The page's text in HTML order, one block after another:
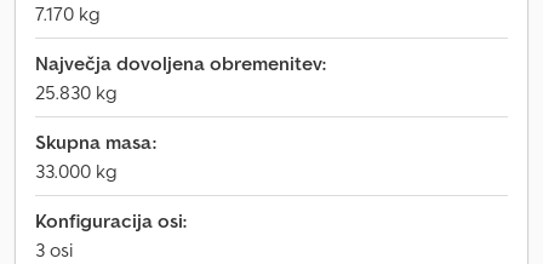
7.170 kg
Največja dovoljena obremenitev:
25.830 kg
Skupna masa:
33.000 kg
Konfiguracija osi:
3 osi